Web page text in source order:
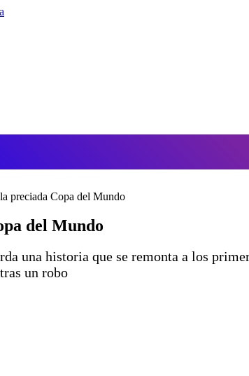
preciada Copa del Mundo
del Mundo
una historia que se remonta a los
un robo